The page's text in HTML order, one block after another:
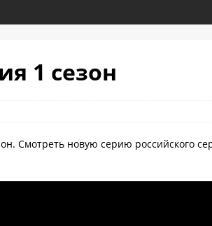
1 сезон
Смотреть новую серию российского